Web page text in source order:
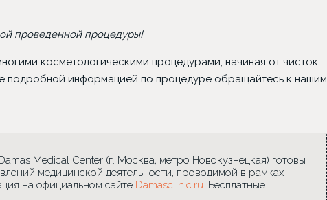
проведенной процедуры!
косметологическими процедурами, начиная от чисток,
информацией по процедуре обращайтесь к нашим
Medical Center (г. Москва, метро Новокузнецкая) готовы
медицинской деятельности, проводимой в рамках
на официальном сайте Damasclinic.ru. Бесплатные